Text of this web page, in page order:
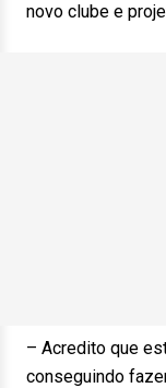
novo clube e
– Acredito que
conseguindo